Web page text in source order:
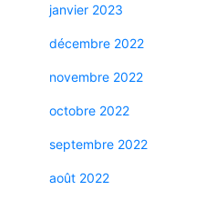
janvier 2023
décembre 2022
novembre 2022
octobre 2022
septembre 2022
août 2022